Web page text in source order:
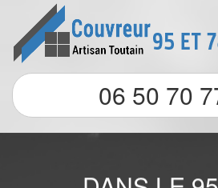
06 50 70
NOUS